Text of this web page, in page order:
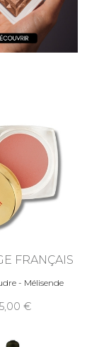
FRANÇAIS
- Mélisende